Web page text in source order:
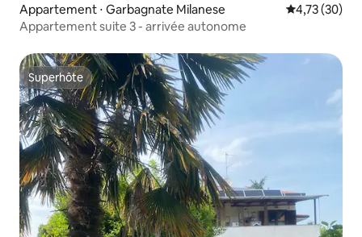
Appartement ⋅ Garbagnate Milanese Évaluation
4,73 (30)
Appartement suite 3 - arrivée autonome
Superhôte
Superhôte